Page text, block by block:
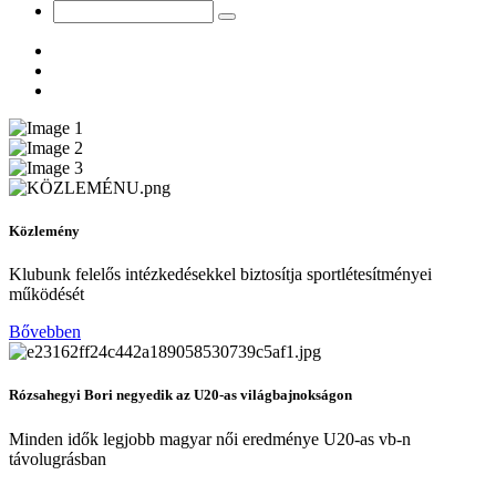
Közlemény
Klubunk felelős intézkedésekkel biztosítja sportlétesítményei
működését
Bővebben
Rózsahegyi Bori negyedik az U20-as világbajnokságon
Minden idők legjobb magyar női eredménye U20-as vb-n
távolugrásban